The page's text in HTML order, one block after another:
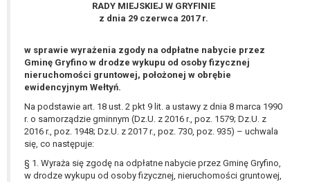
RADY MIEJSKIEJ W GRYFINIE
z dnia 29 czerwca 2017 r.
w sprawie wyrażenia zgody na odpłatne nabycie przez
Gminę Gryfino w drodze wykupu od osoby fizycznej
nieruchomości gruntowej, położonej w obrębie
ewidencyjnym Wełtyń.
Na podstawie art. 18 ust. 2 pkt 9 lit. a ustawy z dnia 8 marca 1990
r. o samorządzie gminnym (Dz.U. z 2016 r., poz. 1579; Dz.U. z
2016 r., poz. 1948; Dz.U. z 2017 r., poz. 730, poz. 935) – uchwala
się, co następuje:
§ 1. Wyraża się zgodę na odpłatne nabycie przez Gminę Gryfino,
w drodze wykupu od osoby fizycznej, nieruchomości gruntowej,
wykonania zadania realizowanego w
interesie publicznym lub w ramach
powierzonej administratorowi bądź
niezbędność przetwarzania do celów
wynikających z prawnie
realizowanych przez administratora
lub przez stronę trzecią.
Z przyczyn związanych z Pani/Pana
szczególną sytuacją. W razie wniesienia
sprzeciwu, administrator nie może już